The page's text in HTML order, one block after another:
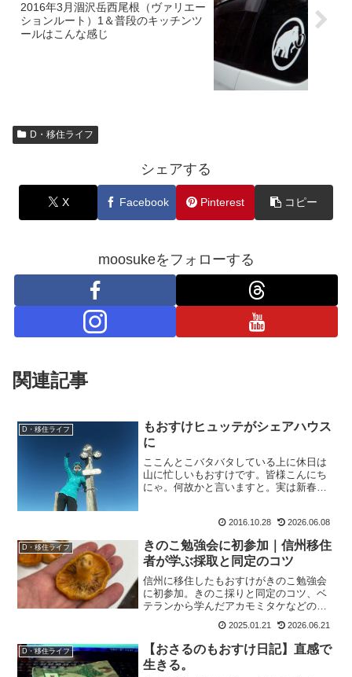
2016年3月涸沢岳西尾根（ヴァリエー
ションルート）1＆普段のキッチンツ
ールはこんな感じ
D・移住ライフ
シェアする
X Facebook Pinterest コピー
moosukeをフォローする
関連記事
D・移住ライフ
もおすけヒュッテがシェアハウス
に
ここんとこバタバタしている上に休日は
山に忙しいもおすけです。皆様こんにち
にゃ。何故かと言いますと。実は新春に
ゃんと皆さん覚えてるかしらー？なん
と、彼女が信州に移住して...
2016.10.28 2026.06.08
D・移住ライフ
きのこ勉強会に初参加｜信州移住
者が学ぶ採取と同定のコツ
信州に移住したもおすけがきのこ勉強会
に初参加。きのこ採りと同定のコツ、ベ
テランから学んだアカモミタケなどの見
者目線でレポートします。
2025.01.21 2026.06.21
D・移住ライフ
【おさるのもおすけ日記】直感で
生きる。